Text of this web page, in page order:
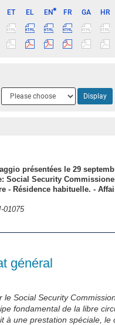
ET EL EN FR GA HR
Language
3
Display
présentées le 29
Social Security
- Résidence habituelle. -
01075
général
le Social Security
fondamental de la libre
à une prestation spéciale,